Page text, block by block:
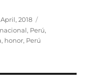
2018
, Perú,
, honor, Perú